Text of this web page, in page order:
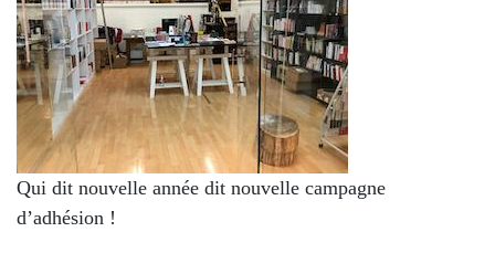
Qui dit nouvelle année dit nouvelle campagne
d’adhésion !